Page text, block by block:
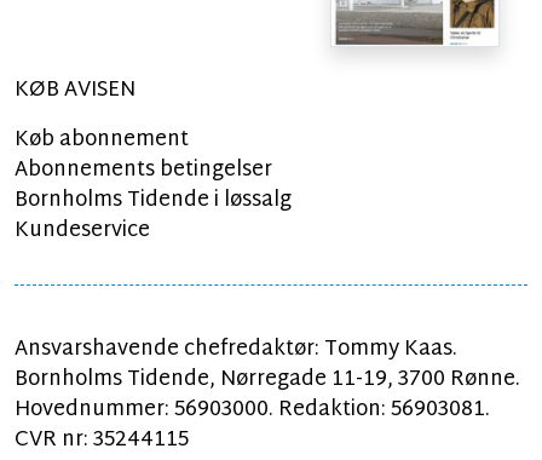
KØB AVISEN
Køb abonnement
Abonnements betingelser
Bornholms Tidende i løssalg
Kundeservice
Ansvarshavende chefredaktør: Tommy Kaas.
Bornholms Tidende, Nørregade 11-19, 3700 Rønne.
Hovednummer: 56903000. Redaktion: 56903081.
CVR nr: 35244115